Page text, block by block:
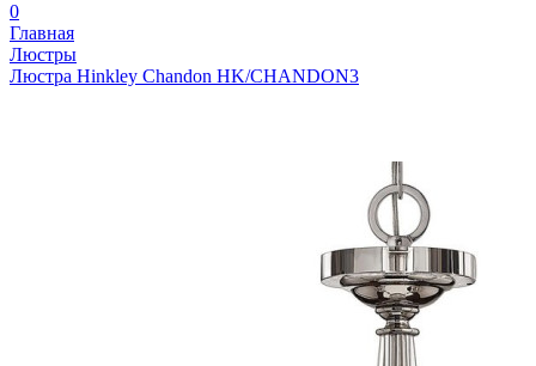
0
Главная
Люстры
Люстра Hinkley Chandon HK/CHANDON3